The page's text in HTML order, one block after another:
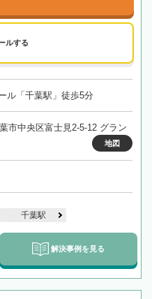
ルする
ル「千葉駅」徒歩5分
市中央区富士見2-5-12 グラン
地図
千葉駅
解決事例を見る